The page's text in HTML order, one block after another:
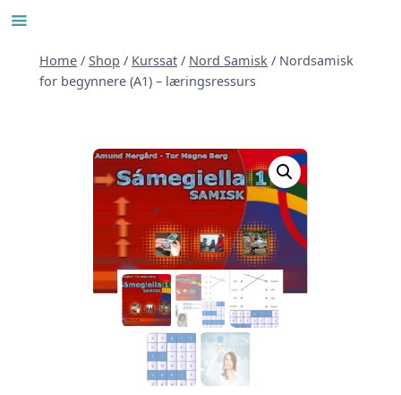
Skip
contentHome / Shop / Kurssat / Nord Samisk / Nordsamisk
for begynnere (A1) – læringsressurs